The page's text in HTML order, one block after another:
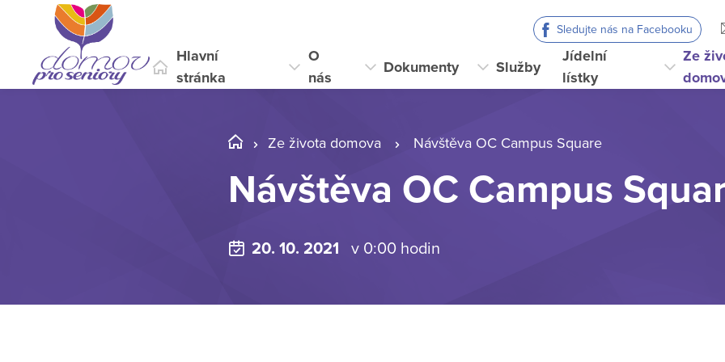
Sledujte nás na Facebooku
Hlavní
stránka
O
nás
Dokumenty Služby
Jídelní
lístky
Ze
Ze života domova Návštěva OC Campus Square
Návštěva OC Campus
20. 10. 2021 v 0:00 hodin